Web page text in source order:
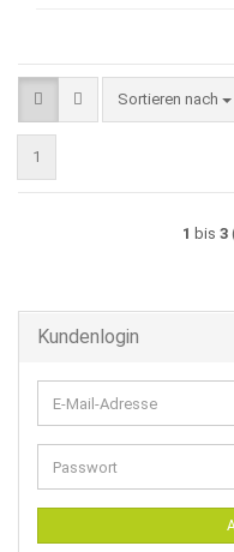
Sortieren nach
Sortieren nach
1
1 bis 3
Kundenlogin
E-
Mail-
Adresse
Passwort